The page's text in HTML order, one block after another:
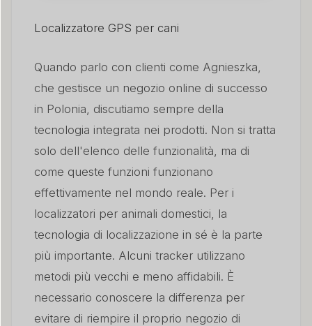
Localizzatore GPS per cani
Quando parlo con clienti come Agnieszka,
che gestisce un negozio online di successo
in Polonia, discutiamo sempre della
tecnologia integrata nei prodotti. Non si tratta
solo dell'elenco delle funzionalità, ma di
come queste funzioni funzionano
effettivamente nel mondo reale. Per i
localizzatori per animali domestici, la
tecnologia di localizzazione in sé è la parte
più importante. Alcuni tracker utilizzano
metodi più vecchi e meno affidabili. È
necessario conoscere la differenza per
evitare di riempire il proprio negozio di